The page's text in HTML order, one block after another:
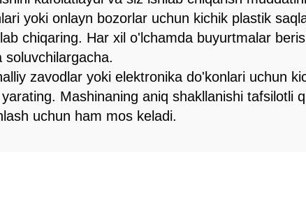
yoki onlayn bozorlar uchun kichik plastik
chiqaring. Har xil o'lchamda buyurtmalar
zavodlar yoki elektronika do'konlari uchun
Mashinaning aniq shakllanishi tafsilotli
uchun ham mos keladi.